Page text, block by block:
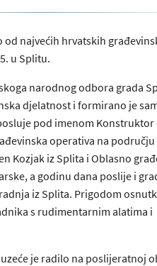
od najvećih hrvatskih
u Splitu.
narodnog odbora grada
djelatnost i formirano je
pod imenom Konstruktor
operativa na
Kozjak iz Splita i Oblasno
a godinu dana poslije i
iz Splita. Prigodom
s rudimentarnim alatima i
je radilo na poslijeratnoj